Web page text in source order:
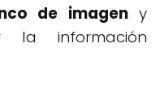
de imageny
la información